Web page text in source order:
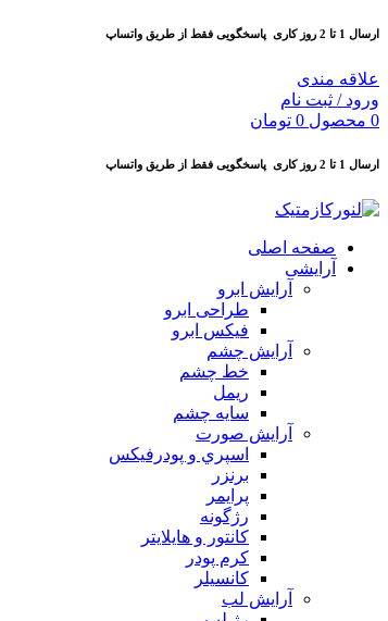
ارسال 1 تا 2 روز کاری پاسخگویی فقط از طریق واتساپ
علاقه مندی
ورود / ثبت نام
0 محصول 0 تومان
ارسال 1 تا 2 روز کاری پاسخگویی فقط از طریق واتساپ
صفحه اصلی
آرایشی
آرايش ابرو
طراحی ابرو
فیکس ابرو
آرايش چشم
خط چشم
ريمل
سايه چشم
آرايش صورت
اسپري و پودرفيكس
برنزر
پرايمر
رژگونه
كانتور و هايلايتر
كرم پودر
كانسيلر
آرايش لب